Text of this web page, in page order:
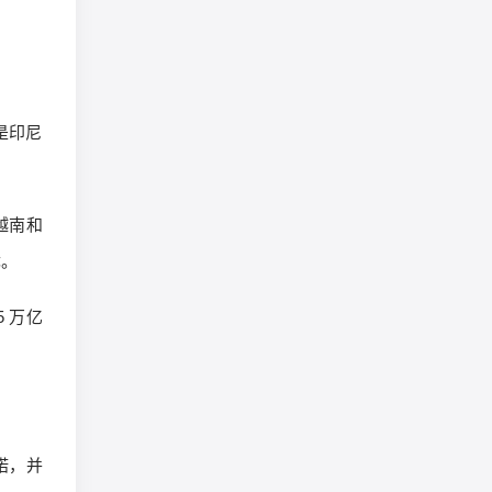
印尼
南和
万亿
，并